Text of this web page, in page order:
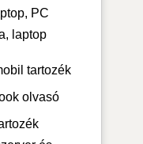
PC
laptop
tartozék
olvasó